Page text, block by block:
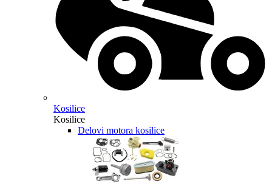
Kosilice
Kosilice
Delovi motora kosilice